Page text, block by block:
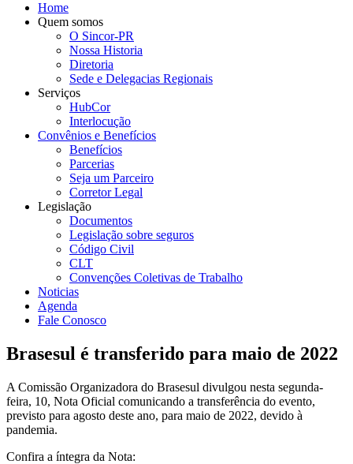
Home
Quem somos
O Sincor-PR
Nossa Historia
Diretoria
Sede e Delegacias Regionais
Serviços
HubCor
Interlocução
Convênios e Benefícios
Benefícios
Parcerias
Seja um Parceiro
Corretor Legal
Legislação
Documentos
Legislação sobre seguros
Código Civil
CLT
Convenções Coletivas de Trabalho
Noticias
Agenda
Fale Conosco
Brasesul é transferido para maio de 2022
A Comissão Organizadora do Brasesul divulgou nesta segunda-
feira, 10, Nota Oficial comunicando a transferência do evento,
previsto para agosto deste ano, para maio de 2022, devido à
pandemia.
Confira a íntegra da Nota: